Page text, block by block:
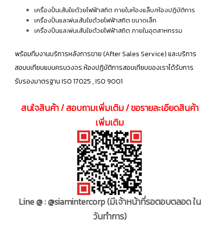
เครื่องปั่นเส้นใยด้วยไฟฟ้าสถิต ภายในห้องแล็บ/ห้องปฏิบัติการ
เครื่องปั่นและพ่นเส้นใยด้วยไฟฟ้าสถิต ขนาดเล็ก
เครื่องปั่นและพ่นเส้นใยด้วยไฟฟ้าสถิต ภายในอุตสาหกรรม
พร้อมทีมงานบริการหลังการขาย (After Sales Service) และบริการ
สอบบเทียบแบบครบวงจร ห้องปฏิบัติการสอบเทียบของเราได้รับการ
รับรองมาตรฐาน ISO 17025 , ISO 9001
สนใจสินค้า / สอบถามเพิ่มเติม / ขอรายละเอียดสินค้า
เพิ่มเติม
Line @ : @siamintercorp(มีเจ้าหน้าที่รอตอบตลอด ใน
วันทำการ)